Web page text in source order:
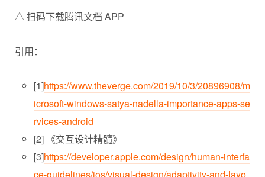
△ 扫码下载腾讯文档 APP
引用：
[1]https://www.theverge.com/2019/10/3/20896908/m
icrosoft-windows-satya-nadella-importance-apps-se
rvices-android
[2] 《交互设计精髓》
[3]https://developer.apple.com/design/human-interfa